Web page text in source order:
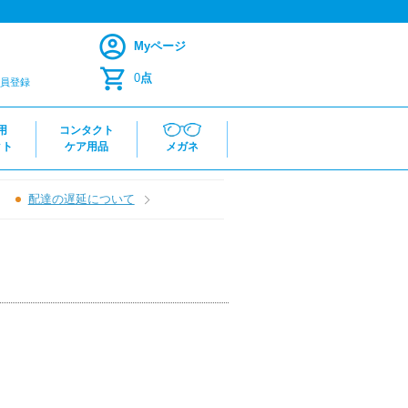
登録
Myページ
0点
コンタクト
ケア用品
メガネ
配達の遅延について